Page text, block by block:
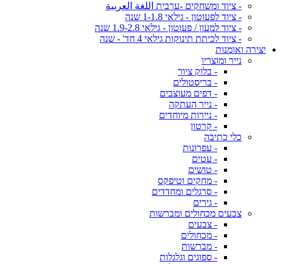
- ציוד ומשחקים -ערבית اللغة العربية
- ציוד לפעוטון - גילאי 1-1.8 שנה
- ציוד למעון / פעוטון - גילאי 1.9-2.8 שנה
- ציוד לכיתת תינוקות גילאי 4 חד' - שנה
יצירה ואומנות
נייר ומוצריו
- בלוק ציור
- בריסטולים
- דפים מעוצבים
- נייר העתקה
- ניירות מיוחדים
- קרטון
כלי כתיבה
- עפרונות
- עטים
- טושים
- מחקים וטיפקס
- סרגלים ומחדדים
- גירים
צבעים מכחולים ומברשות
- צבעים
- מכחולים
- מברשות
- ספוגים וגלגלות